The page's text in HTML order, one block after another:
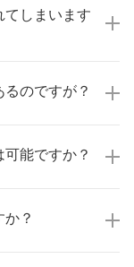
に成功した方
場を選ばれて
しまいます
ません！
上で、転職希
のですが？
、どんな小さ
能ですか？
環境や働く人
断いただけま
？